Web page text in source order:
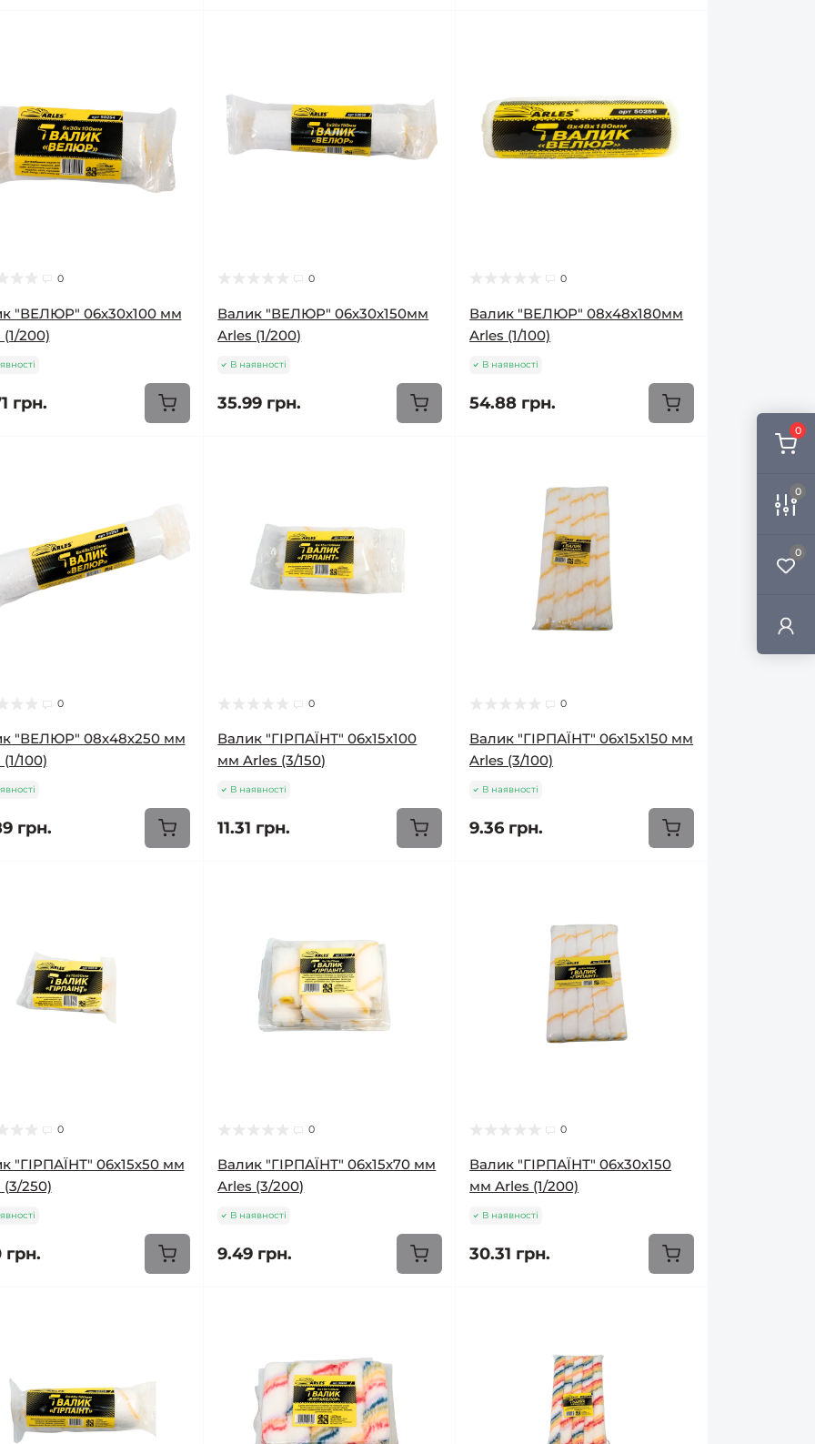
0
0
0
0
"ВЕЛЮР" 06х30х100 мм
200)
грн.
0
Валик "ВЕЛЮР" 06х30х150мм
Arles (1/200)
В наявності
35.99 грн.
0
Валик "ВЕЛЮР" 08х48х180мм
Arles (1/100)
В наявності
54.88 грн.
0
"ВЕЛЮР" 08х48х250 мм
100)
грн.
0
Валик "ГІРПАЇНТ" 06х15х100
мм Arles (3/150)
В наявності
11.31 грн.
0
Валик "ГІРПАЇНТ" 06х15х150 мм
Arles (3/100)
В наявності
9.36 грн.
0
"ГІРПАЇНТ" 06х15х50 мм
(3/250)
грн.
0
Валик "ГІРПАЇНТ" 06х15х70 мм
Arles (3/200)
В наявності
9.49 грн.
0
Валик "ГІРПАЇНТ" 06х30х150
мм Arles (1/200)
В наявності
30.31 грн.